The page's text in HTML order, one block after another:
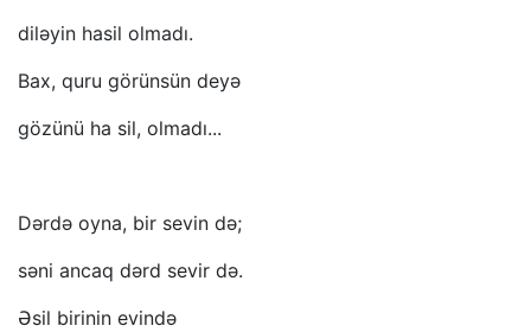
diləyin hasil olmadı.
Bax, quru görünsün deyə
gözünü ha sil, olmadı...
Dərdə oyna, bir sevin də;
səni ancaq dərd sevir də.
Əsil birinin evində